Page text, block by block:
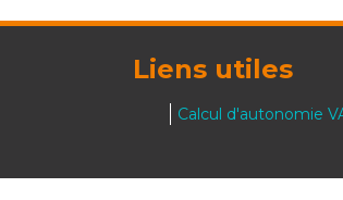
Liens utiles
Calcul d'autonomie